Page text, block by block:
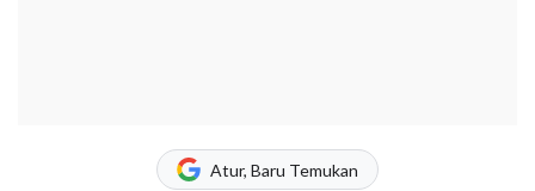
Atur, Baru Temukan